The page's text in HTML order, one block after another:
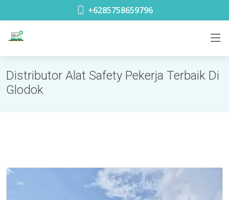
toko safety terdekat di Glodok Jakarta
+6285758659796
Distributor Alat Safety Pekerja Terbaik Di
Glodok